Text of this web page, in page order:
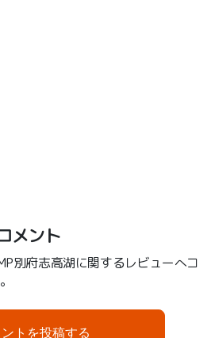
メント
別府志高湖に関するレビューへコ
トを投稿する